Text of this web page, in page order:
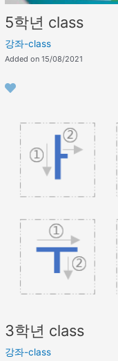
5학년 class
강좌-class
Added on 15/08/2021
3학년 class
강좌-class